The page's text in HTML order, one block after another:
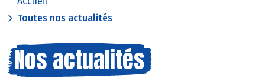
Toutes nos actualités
Nos actualités